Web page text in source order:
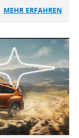
MEHR ERFAHREN